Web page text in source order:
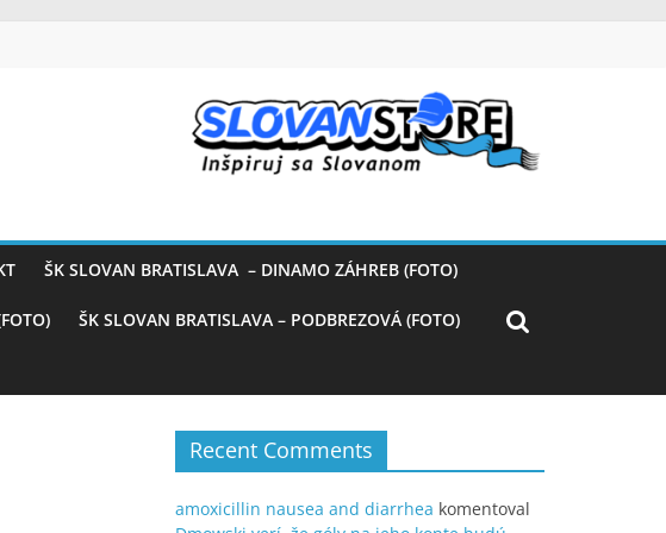
ŠK SLOVAN BRATISLAVA – DINAMO ZÁHREB (FOTO)
ŠK SLOVAN BRATISLAVA – PODBREZOVÁ (FOTO)
Recent Comments
amoxicillin nausea and diarrhea komentoval